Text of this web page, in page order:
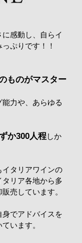
感動し、自らイ
ぷりです！！
ものがマスター
力や、あらゆる
か300人程しか
タリアワインの
リア各地から多
売しています。
でアドバイスを
います。